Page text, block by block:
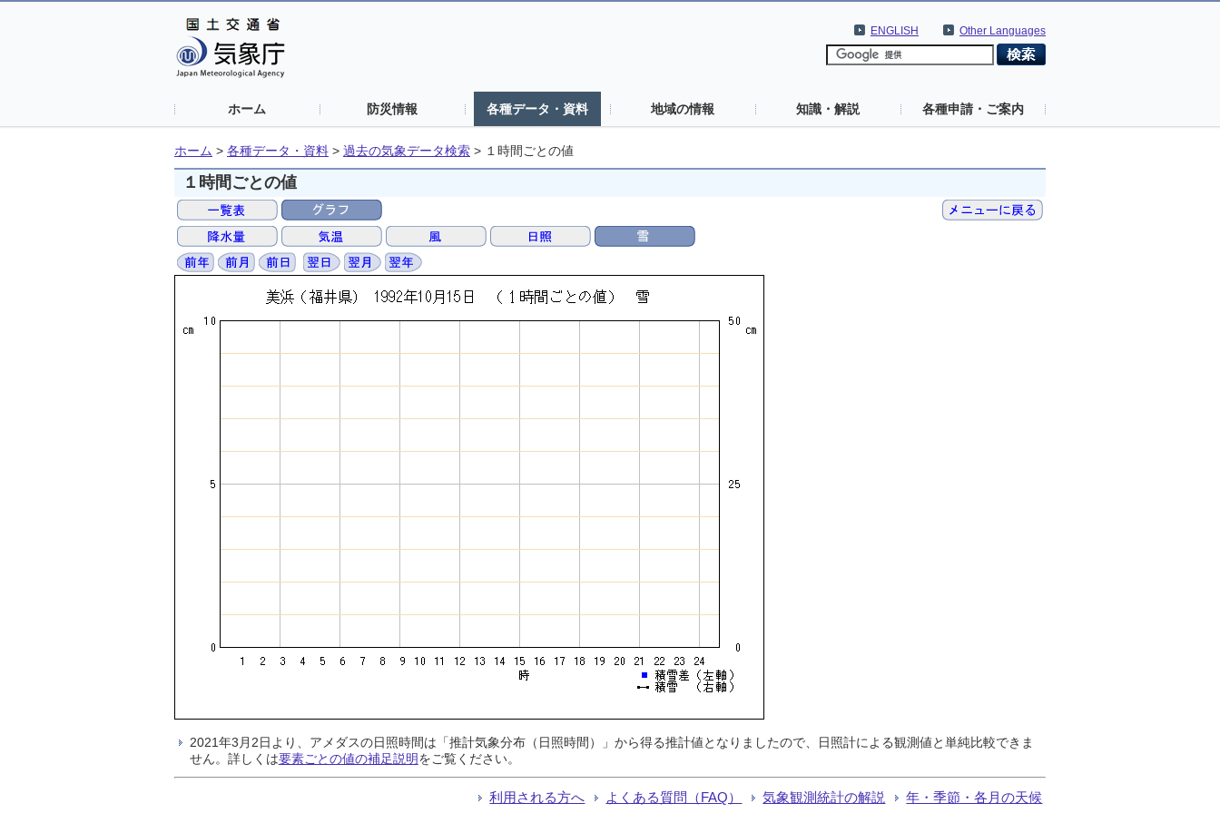
Other Languages
ENGLISH
ホーム 防災情報 各種データ・資料 地域の情報 知識・解説 各種申請・ご案内
ホーム > 各種データ・資料 > 過去の気象データ検索 > １時間ごとの値
１時間ごとの値
2021年3月2日より、アメダスの日照時間は「推計気象分布（日照時間）」から得る推計値となりましたので、日照計による観測値と単純比較できま
せん。詳しくは要素ごとの値の補足説明をご覧ください。
利用される方へ よくある質問（FAQ） 気象観測統計の解説 年・季節・各月の天候